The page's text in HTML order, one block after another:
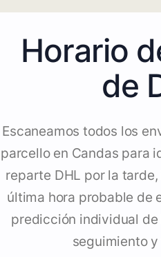
Horario
de
Escaneamos todos los
parcello en Candas para
reparte DHL por la
última hora probable de
predicción individual
seguimiento